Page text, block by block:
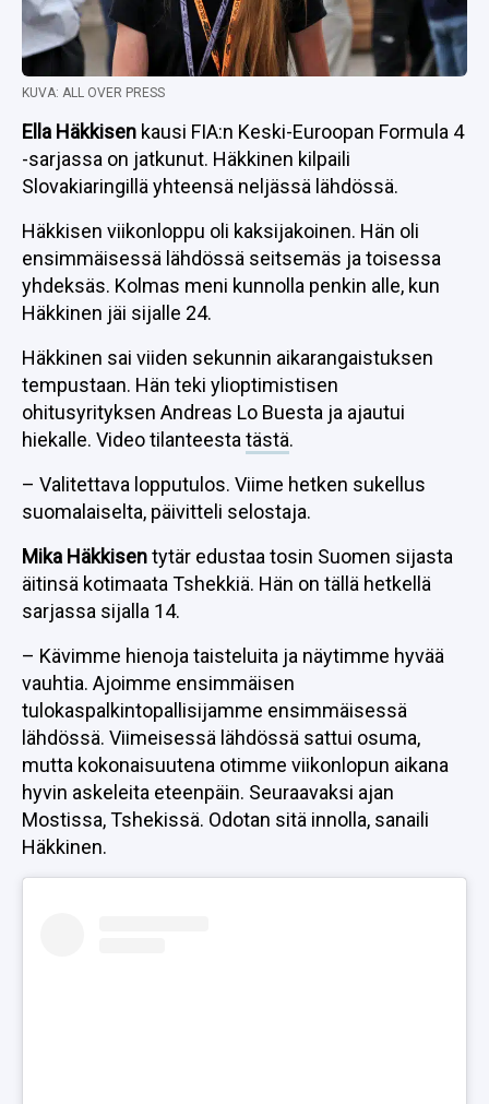
KUVA: ALL OVER PRESS
Ella Häkkisen kausi FIA:n Keski-Euroopan Formula 4
-sarjassa on jatkunut. Häkkinen kilpaili
Slovakiaringillä yhteensä neljässä lähdössä.
Häkkisen viikonloppu oli kaksijakoinen. Hän oli
ensimmäisessä lähdössä seitsemäs ja toisessa
yhdeksäs. Kolmas meni kunnolla penkin alle, kun
Häkkinen jäi sijalle 24.
Häkkinen sai viiden sekunnin aikarangaistuksen
tempustaan. Hän teki ylioptimistisen
ohitusyrityksen Andreas Lo Buesta ja ajautui
hiekalle. Video tilanteesta tästä.
– Valitettava lopputulos. Viime hetken sukellus
suomalaiselta, päivitteli selostaja.
Mika Häkkisentytär edustaa tosin Suomen sijasta
äitinsä kotimaata Tshekkiä. Hän on tällä hetkellä
sarjassa sijalla 14.
– Kävimme hienoja taisteluita ja näytimme hyvää
vauhtia. Ajoimme ensimmäisen
tulokaspalkintopallisijamme ensimmäisessä
lähdössä. Viimeisessä lähdössä sattui osuma,
mutta kokonaisuutena otimme viikonlopun aikana
hyvin askeleita eteenpäin. Seuraavaksi ajan
Mostissa, Tshekissä. Odotan sitä innolla, sanaili
Häkkinen.